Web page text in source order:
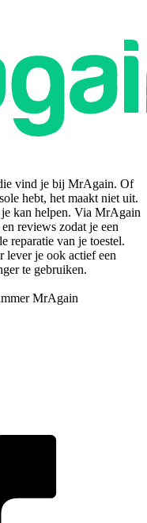
vind je bij MrAgain. Of
hebt, het maakt niet uit.
kan helpen. Via MrAgain
reviews zodat je een
reparatie van je toestel.
lever je ook actief een
te gebruiken.
MrAgain